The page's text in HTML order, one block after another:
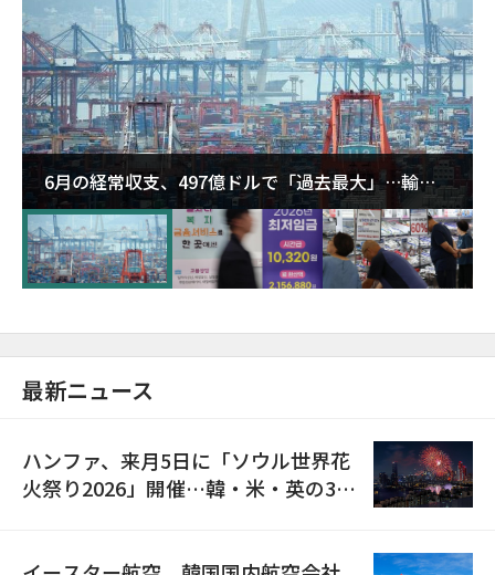
6月の経常収支、497億ドルで「過去最大」…輸出
が初の1000億ドル突破
最新ニュース
ハンファ、来月5日に「ソウル世界花
火祭り2026」開催…韓・米・英の3カ